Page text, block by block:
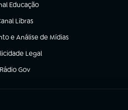
Educação
em nova aba)
Libras
em nova aba)
e Análise de Mídias
aba)
Legal
em nova aba)
Rádio Gov
(abre em nova aba)